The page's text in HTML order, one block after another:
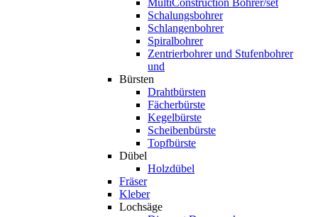
MultiConstruction Bohrer/set
Schalungsbohrer
Schlangenbohrer
Spiralbohrer
Zentrierbohrer und Stufenbohrer
und
Bürsten
Drahtbürsten
Fächerbürste
Kegelbürste
Scheibenbürste
Topfbürste
Dübel
Holzdübel
Fräser
Kleber
Lochsäge